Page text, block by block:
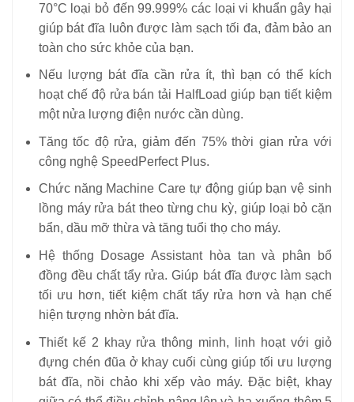
70°C loại bỏ đến 99.999% các loại vi khuẩn gây hại
giúp bát đĩa luôn được làm sạch tối đa, đảm bảo an
toàn cho sức khỏe của bạn.
Nếu lượng bát đĩa cần rửa ít, thì bạn có thể kích
hoạt chế độ rửa bán tải HalfLoad giúp bạn tiết kiệm
một nửa lượng điện nước cần dùng.
Tăng tốc độ rửa, giảm đến 75% thời gian rửa với
công nghệ SpeedPerfect Plus.
Chức năng Machine Care tự động giúp bạn vệ sinh
lồng máy rửa bát theo từng chu kỳ, giúp loại bỏ cặn
bẩn, dầu mỡ thừa và tăng tuổi thọ cho máy.
Hệ thống Dosage Assistant hòa tan và phân bổ
đồng đều chất tẩy rửa. Giúp bát đĩa được làm sạch
tối ưu hơn, tiết kiệm chất tẩy rửa hơn và hạn chế
hiện tượng nhờn bát đĩa.
Thiết kế 2 khay rửa thông minh, linh hoạt với giỏ
đựng chén đũa ở khay cuối cùng giúp tối ưu lượng
bát đĩa, nồi chảo khi xếp vào máy. Đặc biệt, khay